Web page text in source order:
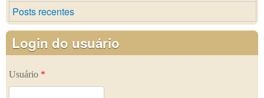
Posts recentes
Login do usuário
Usuário *